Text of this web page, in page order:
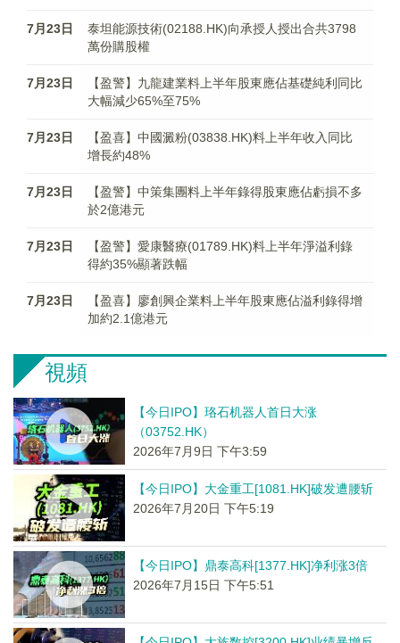
7月23日
泰坦能源技術(02188.HK)向承授人授出合共3798
萬份購股權
7月23日
【盈警】九龍建業料上半年股東應佔基礎純利同比
大幅減少65%至75%
7月23日
【盈喜】中國澱粉(03838.HK)料上半年收入同比
增長約48%
7月23日
【盈警】中策集團料上半年錄得股東應佔虧損不多
於2億港元
7月23日
【盈警】愛康醫療(01789.HK)料上半年淨溢利錄
得約35%顯著跌幅
7月23日
【盈喜】廖創興企業料上半年股東應佔溢利錄得增
加約2.1億港元
視頻
【今日IPO】珞石机器人首日大涨
（03752.HK）
2026年7月9日 下午3:59
【今日IPO】大金重工[1081.HK]破发遭腰斩
2026年7月20日 下午5:19
【今日IPO】鼎泰高科[1377.HK]净利涨3倍
2026年7月15日 下午5:51